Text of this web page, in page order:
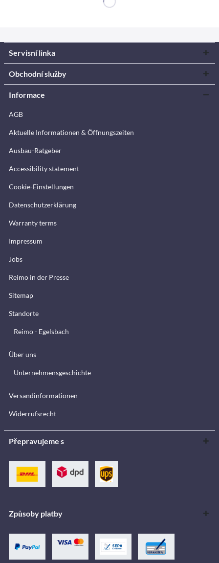
Servisní linka
Obchodní služby
Informace
AGB
Aktuelle Informationen & Öffnungszeiten
Ausbau-Ratgeber
Accessibility statement
Cookie-Einstellungen
Datenschutzerklärung
Warranty terms
Impressum
Jobs
Reimo in der Presse
Sitemap
Standorte
Reimo - Egelsbach
Über uns
Unternehmensgeschichte
Versandinformationen
Widerrufsrecht
Přepravujeme s
Způsoby platby